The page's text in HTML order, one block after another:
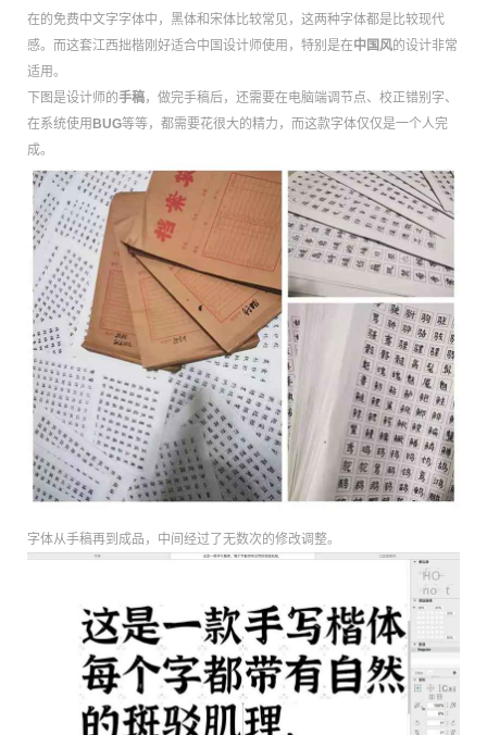
在的免费中文字字体中，黑体和宋体比较常见，这两种字体都是比较现代
感。而这套江西拙楷刚好适合中国设计师使用，特别是在中国风的设计非常
适用。
下图是设计师的手稿，做完手稿后，还需要在电脑端调节点、校正错别字、
在系统使用 BUG等等，都需要花很大的精力，而这款字体仅仅是一个人完
成。
字体从手稿再到成品，中间经过了无数次的修改调整。